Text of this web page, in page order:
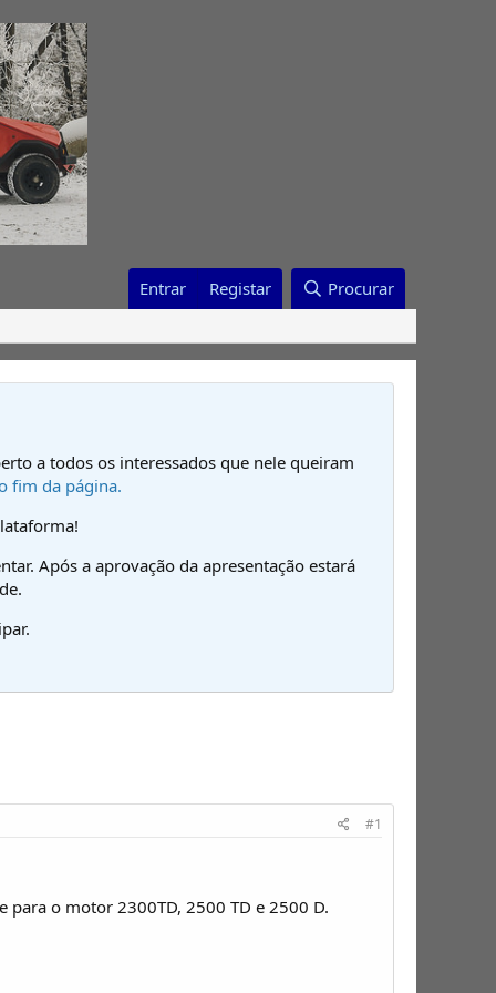
Entrar Registar Procurar
a todos os interessados que nele queiram
fim da página.
Após a aprovação da apresentação estará
#1
o motor 2300TD, 2500 TD e 2500 D.